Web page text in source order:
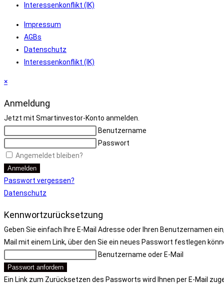
Interessenkonflikt (IK)
Impressum
AGBs
Datenschutz
Interessenkonflikt (IK)
×
Anmeldung
Jetzt mit Smartinvestor-Konto anmelden.
Benutzername
Passwort
Angemeldet bleiben?
Anmelden
Passwort vergessen?
Datenschutz
Kennwortzurücksetzung
Geben Sie einfach Ihre E-Mail Adresse oder Ihren Benutzernamen
Mail mit einem Link, über den Sie ein neues Passwort festlegen
Benutzername oder E-Mail
Passwort anfordern
Ein Link zum Zurücksetzen des Passworts wird Ihnen per E-Mail